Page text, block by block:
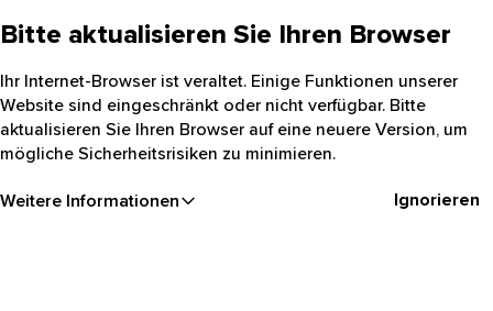
Bitte aktualisieren Sie Ihren Browser
Ihr Internet-Browser ist veraltet. Einige Funktionen unserer
Website sind eingeschränkt oder nicht verfügbar. Bitte
aktualisieren Sie Ihren Browser auf eine neuere Version, um
mögliche Sicherheitsrisiken zu minimieren.
Weitere Informationen Ignorieren